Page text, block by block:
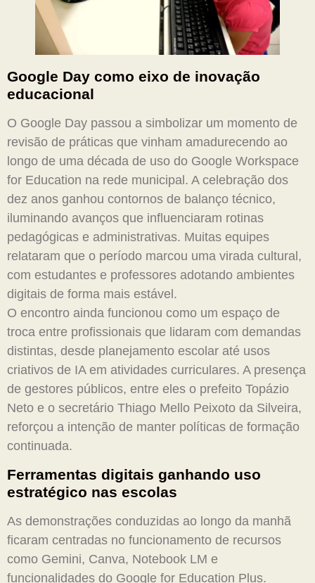
Google Day como eixo de inovação
educacional
O Google Day passou a simbolizar um momento de
revisão de práticas que vinham amadurecendo ao
longo de uma década de uso do Google Workspace
for Education na rede municipal. A celebração dos
dez anos ganhou contornos de balanço técnico,
iluminando avanços que influenciaram rotinas
pedagógicas e administrativas. Muitas equipes
relataram que o período marcou uma virada cultural,
com estudantes e professores adotando ambientes
digitais de forma mais estável.
O encontro ainda funcionou como um espaço de
troca entre profissionais que lidaram com demandas
distintas, desde planejamento escolar até usos
criativos de IA em atividades curriculares. A presença
de gestores públicos, entre eles o prefeito Topázio
Neto e o secretário Thiago Mello Peixoto da Silveira,
reforçou a intenção de manter políticas de formação
continuada.
Ferramentas digitais ganhando uso
estratégico nas escolas
As demonstrações conduzidas ao longo da manhã
ficaram centradas no funcionamento de recursos
como Gemini, Canva, Notebook LM e
funcionalidades do Google for Education Plus.